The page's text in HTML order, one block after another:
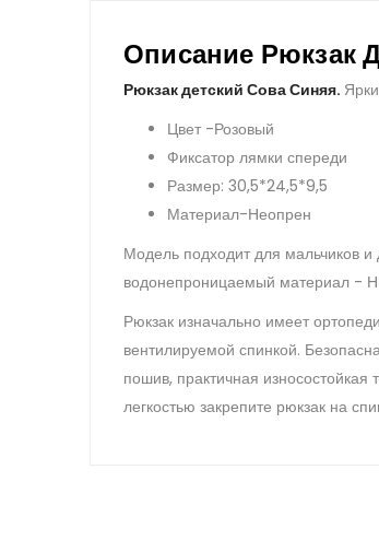
Описание Рюкзак
Рюкзак детский Сова Синяя.
Цвет -Розовый
Фиксатор лямки спереди
Размер: 30,5*24,5*9,5
Материал-Неопрен
Модель подходит для мальчиков и
водонепроницаемый материал -
Рюкзак изначально имеет
вентилируемой спинкой.
пошив, практичная
легкостью закрепите рюкзак на